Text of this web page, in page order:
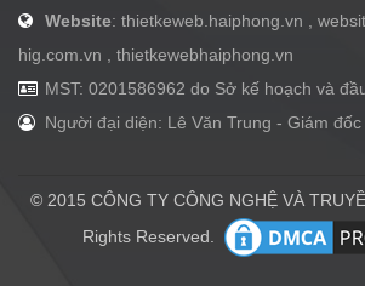
Website: thietkeweb.haiphong.vn ,
hig.com.vn , thietkewebhaiphong.vn
MST: 0201586962 do Sở kế hoạch và
Người đại diện: Lê Văn Trung - Giám đốc
© 2015 CÔNG TY CÔNG NGHỆ VÀ
Rights Reserved.